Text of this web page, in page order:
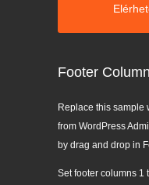
Footer
Replace this sample
from WordPress
by drag and drop in
Set footer columns 1